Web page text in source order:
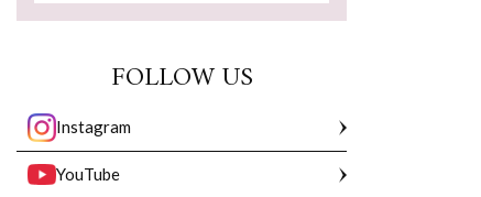
FOLLOW US
Instagram
YouTube